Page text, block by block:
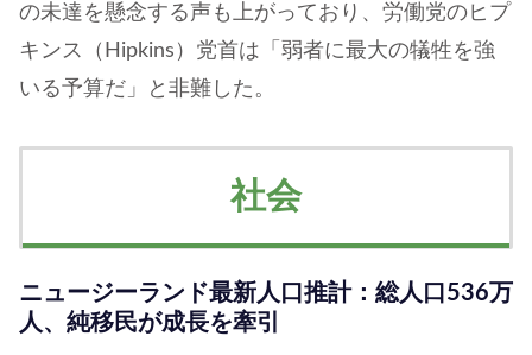
の未達を懸念する声も上がっており、労働党のヒプ
キンス（Hipkins）党首は「弱者に最大の犠牲を強
いる予算だ」と非難した。
社会
ニュージーランド最新人口推計：総人口536万
人、純移民が成長を牽引